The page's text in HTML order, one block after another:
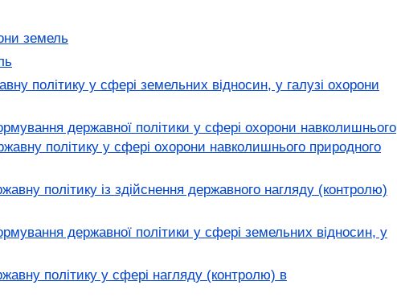
земель
політику у сфері земельних відносин, у галузі охорони
державної політики у сфері охорони навколишнього
політику у сфері охорони навколишнього природного
політику із здійснення державного нагляду (контролю)
державної політики у сфері земельних відносин, у
політику у сфері нагляду (контролю) в